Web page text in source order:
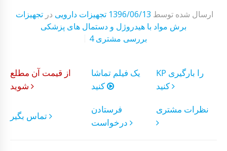
ارسال شده توسط 1396/06/13 تجهیزات دارویی در تجهیزات
برش مواد با هیدروژل و دستمال های پزشکی
4 بررسی مشتری
از قیمت آن مطلع
یک فیلم تماشا
KP را بارگیری
فرستادن
نظرات مشتری